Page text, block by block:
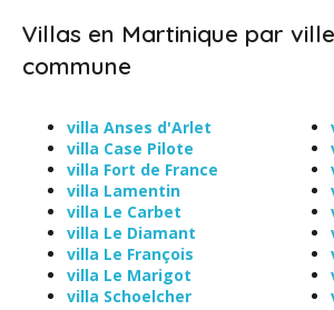
Villas en Martinique par
commune
villa Anses d'Arlet
villa Case Pilote
villa Fort de France
villa Lamentin
villa Le Carbet
villa Le Diamant
villa Le François
villa Le Marigot
villa Schoelcher